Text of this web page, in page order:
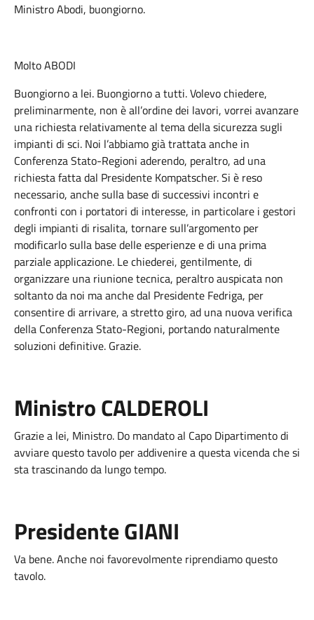
Ministro Abodi, buongiorno.
Molto ABODI
Buongiorno a lei. Buongiorno a tutti. Volevo chiedere,
preliminarmente, non è all’ordine dei lavori, vorrei avanzare
una richiesta relativamente al tema della sicurezza sugli
impianti di sci. Noi l’abbiamo già trattata anche in
Conferenza Stato-Regioni aderendo, peraltro, ad una
richiesta fatta dal Presidente Kompatscher. Si è reso
necessario, anche sulla base di successivi incontri e
confronti con i portatori di interesse, in particolare i gestori
degli impianti di risalita, tornare sull’argomento per
modificarlo sulla base delle esperienze e di una prima
parziale applicazione. Le chiederei, gentilmente, di
organizzare una riunione tecnica, peraltro auspicata non
soltanto da noi ma anche dal Presidente Fedriga, per
consentire di arrivare, a stretto giro, ad una nuova verifica
della Conferenza Stato-Regioni, portando naturalmente
soluzioni definitive. Grazie.
Ministro CALDEROLI
Grazie a lei, Ministro. Do mandato al Capo Dipartimento di
avviare questo tavolo per addivenire a questa vicenda che si
sta trascinando da lungo tempo.
Presidente GIANI
Va bene. Anche noi favorevolmente riprendiamo questo
tavolo.